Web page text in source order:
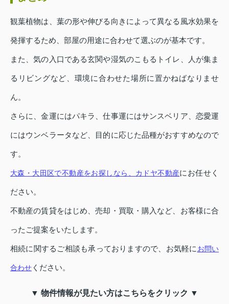
観葉植物は、葉の形や伸びる向きによって異なる風水効果を
発揮するため、部屋の用途に合わせて選ぶのが基本です。
また、気の入口である玄関や湿気のこもるトイレ、人が集ま
るリビングなど、環境に合わせた場所に置かねばなりませ
ん。
さらに、金運にはパキラ、仕事運にはサンスベリア、恋愛運
にはウンベラータなど、目的に応じた品種がおすすめなので
す。
大森・大田区で不動産をお探しなら、カドヤ不動産にお任せく
ださい。
不動産の賃貸をはじめ、売却・買取・購入など、お客様に合
ったご提案をいたします。
相続に関するご相談も承っておりますので、お気軽に お問い
合わせ ください。
▼ 物件情報が見たい方はこちらをクリック ▼